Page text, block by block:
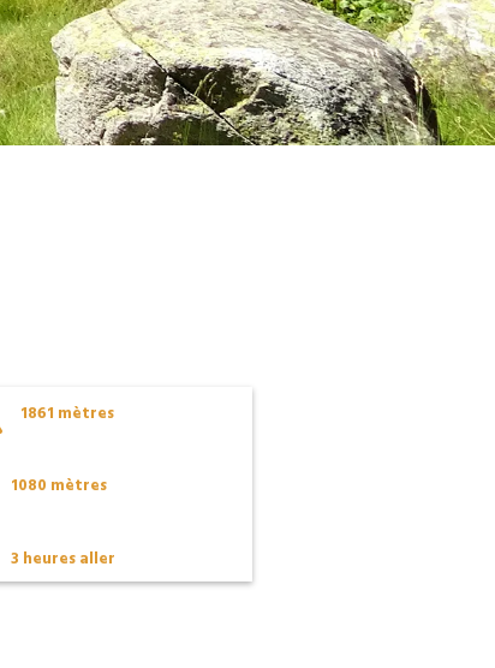
1861 mètres
1080 mètres
3 heures aller